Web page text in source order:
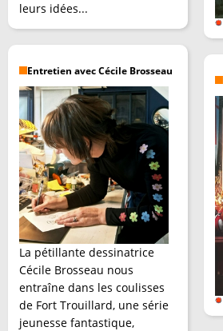
leurs idées...
Entretien avec Cécile Brosseau
La pétillante dessinatrice
Cécile Brosseau nous
entraîne dans les coulisses
de Fort Trouillard, une série
jeunesse fantastique,